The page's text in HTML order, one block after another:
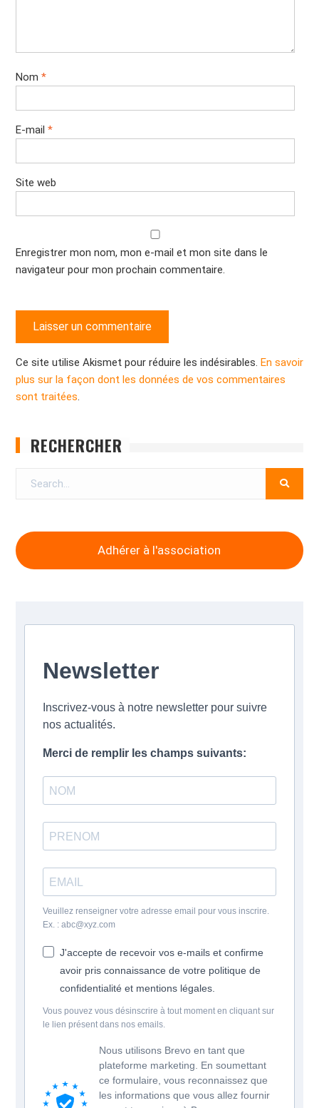
Nom *
E-mail *
Site web
Enregistrer mon nom, mon e-mail et mon site dans le
navigateur pour mon prochain commentaire.
Ce site utilise Akismet pour réduire les indésirables. En savoir
plus sur la façon dont les données de vos commentaires
sont traitées
RECHERCHER
Adhérer à l'association
Newsletter
Inscrivez-vous à notre newsletter pour suivre
nos actualités.
Merci de remplir les champs suivants:
Veuillez renseigner votre adresse email pour vous inscrire.
Ex. : abc@xyz.com
J'accepte de recevoir vos e-mails et confirme
avoir pris connaissance de votre politique de
confidentialité et mentions légales.
Vous pouvez vous désinscrire à tout moment en cliquant sur
le lien présent dans nos emails.
Nous utilisons Brevo en tant que
plateforme marketing. En soumettant
ce formulaire, vous reconnaissez que
les informations que vous allez fournir